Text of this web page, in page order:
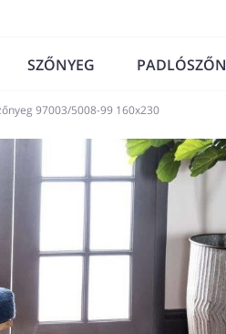
SZŐNYEG
97003/5008-99 160x230